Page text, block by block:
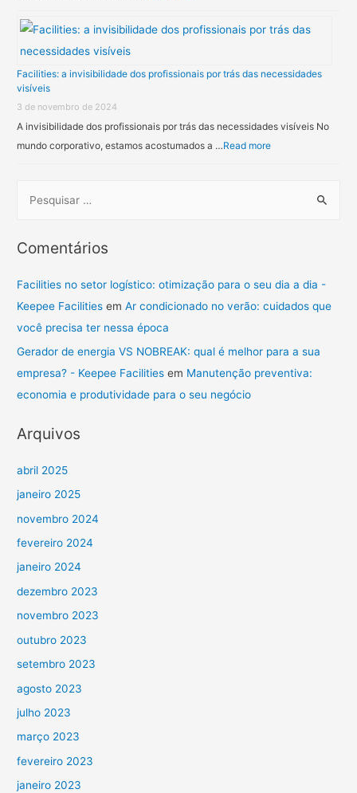
Facilities: a invisibilidade dos profissionais por trás das necessidades
visíveis
3 de novembro de 2024
A invisibilidade dos profissionais por trás das necessidades visíveis No
mundo corporativo, estamos acostumados a …Read more
Comentários
Facilities no setor logístico: otimização para o seu dia a dia -
Keepee Facilities emAr condicionado no verão: cuidados que
você precisa ter nessa época
Gerador de energia VS NOBREAK: qual é melhor para a sua
empresa? - Keepee Facilities em Manutenção preventiva:
economia e produtividade para o seu negócio
Arquivos
abril 2025
janeiro 2025
novembro 2024
fevereiro 2024
janeiro 2024
dezembro 2023
novembro 2023
outubro 2023
setembro 2023
agosto 2023
julho 2023
março 2023
fevereiro 2023
janeiro 2023